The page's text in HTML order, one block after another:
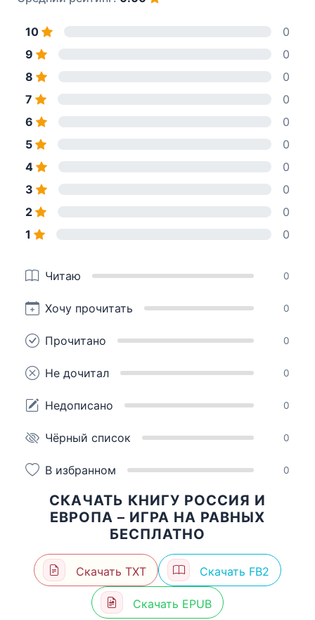
10
0
9
0
8
0
7
0
6
0
5
0
4
0
3
0
2
0
1
0
Читаю 0
Хочу прочитать 0
Прочитано 0
Не дочитал 0
Недописано 0
Чёрный список 0
В избранном 0
СКАЧАТЬ КНИГУ РОССИЯ И
ЕВРОПА – ИГРА НА РАВНЫХ
БЕСПЛАТНО
Скачать TXT Скачать FB2
Скачать EPUB